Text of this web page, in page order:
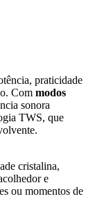
praticidade
Com modos
sonora
TWS, que
cristalina,
e
ou momentos de